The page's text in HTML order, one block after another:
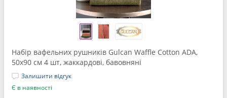
Набір вафельних рушників Gulcan Waffle Cotton ADA,
50x90 см 4 шт, жаккардові, бавовняні
Залишити відгук
Є в наявності